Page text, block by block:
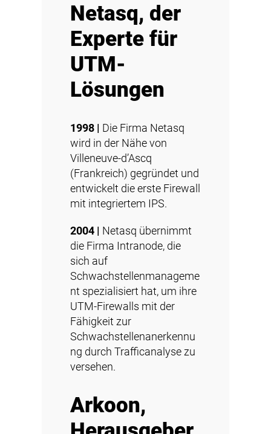
Netasq, der
Experte für
UTM-
Lösungen
1998 | Die Firma Netasq
wird in der Nähe von
Villeneuve-d’Ascq
(Frankreich) gegründet und
entwickelt die erste Firewall
mit integriertem IPS.
2004 | Netasq übernimmt
die Firma Intranode, die
sich auf
Schwachstellenmanageme
nt spezialisiert hat, um ihre
UTM-Firewalls mit der
Fähigkeit zur
Schwachstellenanerkennu
ng durch Trafficanalyse zu
versehen.
Arkoon,